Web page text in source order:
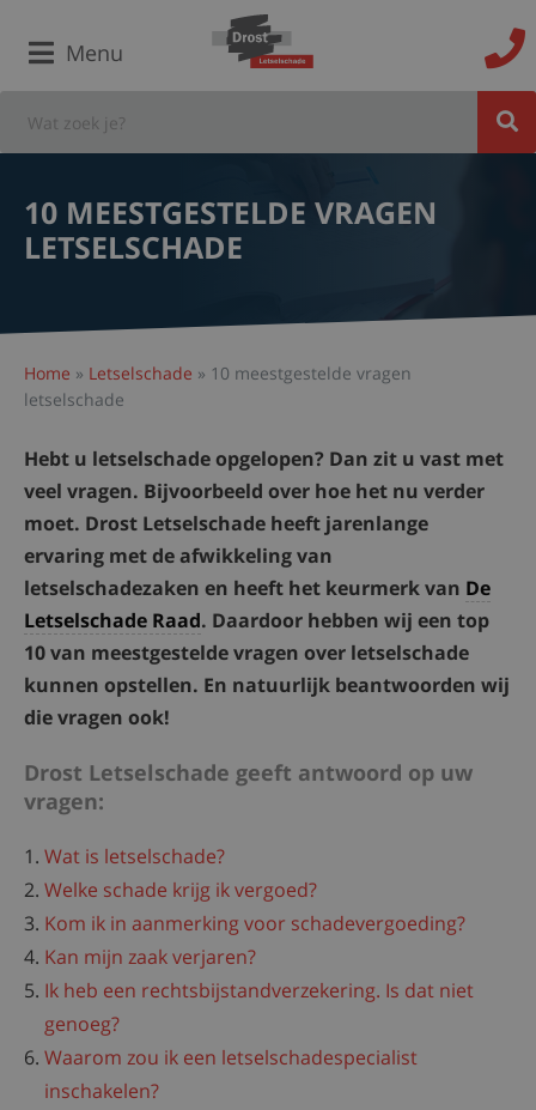
Menu
10 MEESTGESTELDE VRAGEN
LETSELSCHADE
Home » Letselschade » 10 meestgestelde vragen
letselschade
Hebt u letselschade opgelopen? Dan zit u vast met
veel vragen. Bijvoorbeeld over hoe het nu verder
moet. Drost Letselschade heeft jarenlange
ervaring met de afwikkeling van
letselschadezaken en heeft het keurmerk van De
Letselschade Raad. Daardoor hebben wij een top
10 van meestgestelde vragen over letselschade
kunnen opstellen. En natuurlijk beantwoorden wij
die vragen ook!
Drost Letselschade geeft antwoord op uw
vragen:
Wat is letselschade?
Welke schade krijg ik vergoed?
Kom ik in aanmerking voor schadevergoeding?
Kan mijn zaak verjaren?
Ik heb een rechtsbijstandverzekering. Is dat niet
genoeg?
Waarom zou ik een letselschadespecialist
inschakelen?